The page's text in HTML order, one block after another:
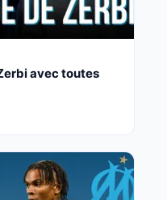
avec toutes